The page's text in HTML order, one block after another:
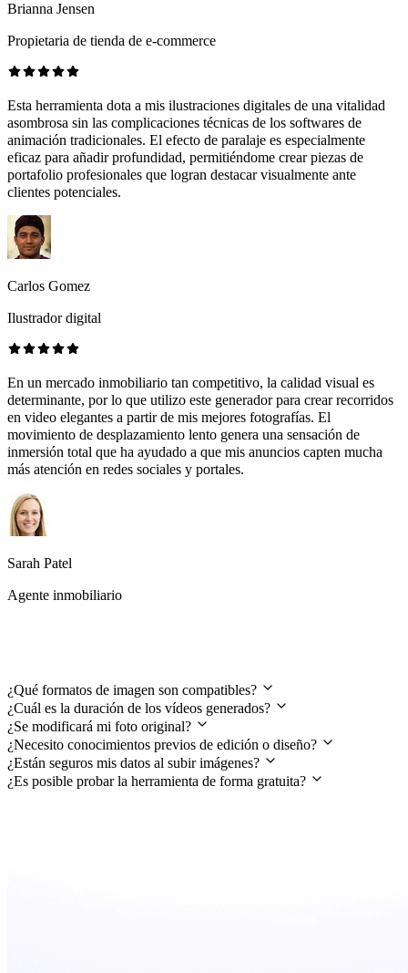
Brianna Jensen
Propietaria de tienda de e-commerce
Esta herramienta dota a mis ilustraciones digitales de una vitalidad
asombrosa sin las complicaciones técnicas de los softwares de
animación tradicionales. El efecto de paralaje es especialmente
eficaz para añadir profundidad, permitiéndome crear piezas de
portafolio profesionales que logran destacar visualmente ante
clientes potenciales.
Carlos Gomez
Ilustrador digital
En un mercado inmobiliario tan competitivo, la calidad visual es
determinante, por lo que utilizo este generador para crear recorridos
en video elegantes a partir de mis mejores fotografías. El
movimiento de desplazamiento lento genera una sensación de
inmersión total que ha ayudado a que mis anuncios capten mucha
más atención en redes sociales y portales.
Sarah Patel
Agente inmobiliario
¿Qué formatos de imagen son compatibles?
¿Cuál es la duración de los vídeos generados?
¿Se modificará mi foto original?
¿Necesito conocimientos previos de edición o diseño?
¿Están seguros mis datos al subir imágenes?
¿Es posible probar la herramienta de forma gratuita?